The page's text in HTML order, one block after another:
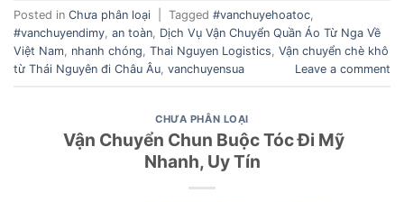
Posted in Chưa phân loại Tagged #vanchuyehoatoc
#vanchuyendimy an toàn Dịch Vụ Vận Chuyển Quần Áo Từ Nga Về
Việt Nam nhanh chóng Thai Nguyen Logistics Vận chuyển chè khô
từ Thái Nguyên đi Châu Âu vanchuyensua Leave a comment
CHƯA PHÂN LOẠI
Vận Chuyển Chun Buộc Tóc Đi Mỹ
Nhanh, Uy Tín